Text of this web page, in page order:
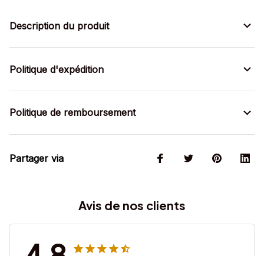
Description du produit
Politique d'expédition
Politique de remboursement
Partager via
Avis de nos clients